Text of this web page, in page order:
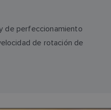
de perfeccionamiento
de rotación de